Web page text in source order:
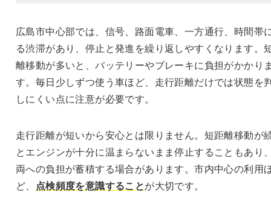
広島市中心部では、信号、路面電車、一方通行、時間帯
る渋滞があり、停止と発進を繰り返しやすくなります。
離移動が多いと、バッテリーやブレーキに負担がかかり
す。毎日少しずつ使う車ほど、走行距離だけでは状態を
しにくい点に注意が必要です。
走行距離が短いから安心とは限りません。短距離移動が
とエンジンが十分に温まらないまま停止することもあり
両への負担が蓄積する場合があります。市内中心の利用
ど、 点検頻度を意識することが大切です。